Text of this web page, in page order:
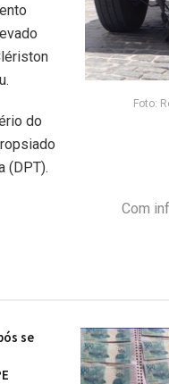
Foto:
do
(DPT).
Com
se